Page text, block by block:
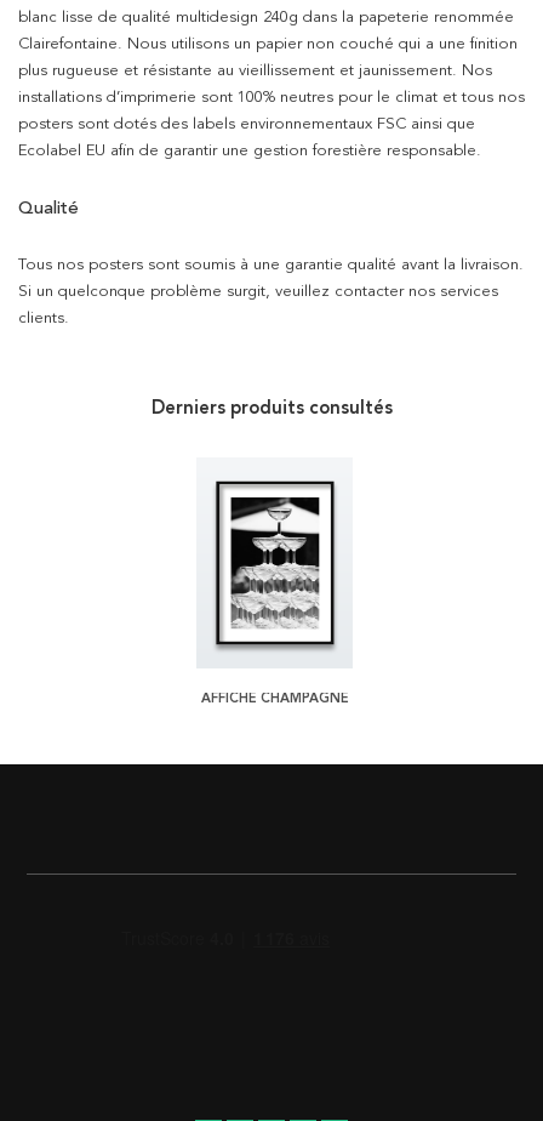
blanc lisse de qualité multidesign 240g dans la papeterie renommée
Clairefontaine. Nous utilisons un papier non couché qui a une finition
plus rugueuse et résistante au vieillissement et jaunissement. Nos
installations d’imprimerie sont 100% neutres pour le climat et tous nos
posters sont dotés des labels environnementaux FSC ainsi que
Ecolabel EU afin de garantir une gestion forestière responsable.
Qualité
Tous nos posters sont soumis à une garantie qualité avant la livraison.
Si un quelconque problème surgit, veuillez contacter nos services
clients.
Derniers produits consultés
AFFICHE CHAMPAGNE